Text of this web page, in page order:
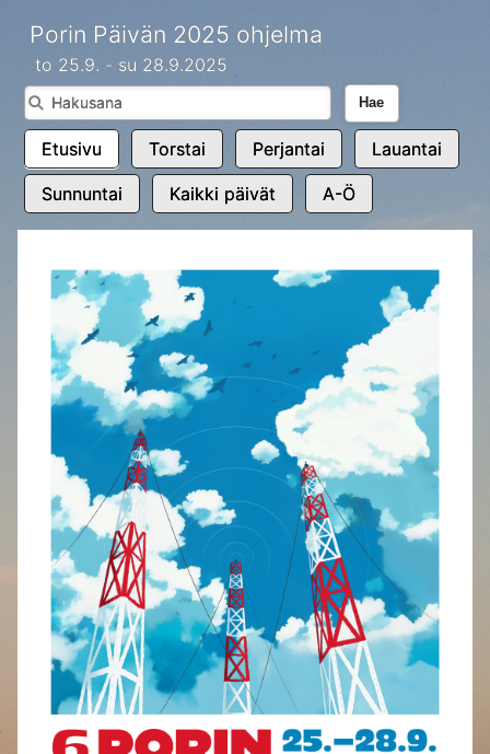
Porin Päivän 2025 ohjelma
to 25.9. - su 28.9.2025
Hae
Etusivu Torstai Perjantai Lauantai
Sunnuntai Kaikki päivät A-Ö